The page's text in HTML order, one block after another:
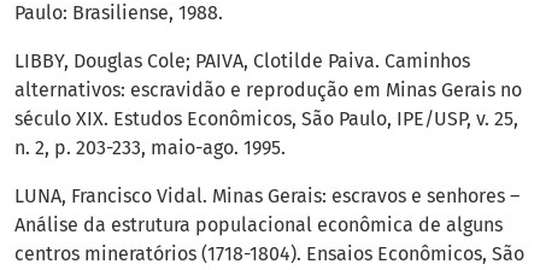
Paulo: Brasiliense, 1988.
LIBBY, Douglas Cole; PAIVA, Clotilde Paiva. Caminhos
alternativos: escravidão e reprodução em Minas Gerais no
século XIX. Estudos Econômicos, São Paulo, IPE/USP, v. 25,
n. 2, p. 203-233, maio-ago. 1995.
LUNA, Francisco Vidal. Minas Gerais: escravos e senhores –
Análise da estrutura populacional econômica de alguns
centros mineratórios (1718-1804). Ensaios Econômicos, São